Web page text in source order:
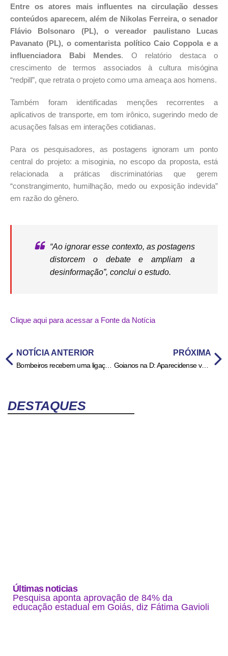
Entre os atores mais influentes na circulação desses
conteúdos aparecem, além de Nikolas Ferreira, o senador
Flávio Bolsonaro (PL), o vereador paulistano Lucas
Pavanato (PL), o comentarista político Caio Coppola e a
influenciadora Babi Mendes. O relatório destaca o
crescimento de termos associados à cultura misógina
“redpill”, que retrata o projeto como uma ameaça aos homens.
Também foram identificadas menções recorrentes a
aplicativos de transporte, em tom irônico, sugerindo medo de
acusações falsas em interações cotidianas.
Para os pesquisadores, as postagens ignoram um ponto
central do projeto: a misoginia, no escopo da proposta, está
relacionada a práticas discriminatórias que gerem
“constrangimento, humilhação, medo ou exposição indevida”
em razão do gênero.
“Ao ignorar esse contexto, as postagens
distorcem o debate e ampliam a
desinformação”, conclui o estudo.
Clique aqui para acessar a Fonte da Notícia
NOTÍCIA ANTERIOR
Bombeiros recebem uma ligação indesejada por segundo nos três primeiros meses de 2026
PRÓXIMA
Goianos na D: Aparecidense vence, Crac e Goiatuba empatam e Inhumas perde
DESTAQUES
Últimas noticias
Pesquisa aponta aprovação de 84% da
educação estadual em Goiás, diz Fátima Gavioli